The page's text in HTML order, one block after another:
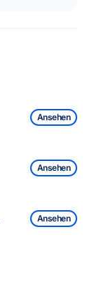
Ansehen
Ansehen
Ansehen